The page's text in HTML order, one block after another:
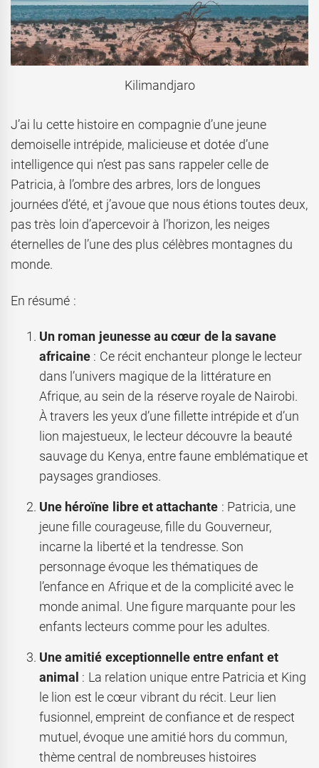
Kilimandjaro
J’ai lu cette histoire en compagnie d’une jeune
demoiselle intrépide, malicieuse et dotée d’une
intelligence qui n’est pas sans rappeler celle de
Patricia, à l’ombre des arbres, lors de longues
journées d’été, et j’avoue que nous étions toutes deux,
pas très loin d’apercevoir à l’horizon, les neiges
éternelles de l’une des plus célèbres montagnes du
monde.
En résumé :
Un roman jeunesse au cœur de la savane
africaine : Ce récit enchanteur plonge le lecteur
dans l’univers magique de la littérature en
Afrique, au sein de la réserve royale de Nairobi.
À travers les yeux d’une fillette intrépide et d’un
lion majestueux, le lecteur découvre la beauté
sauvage du Kenya, entre faune emblématique et
paysages grandioses.
Une héroïne libre et attachante : Patricia, une
jeune fille courageuse, fille du Gouverneur,
incarne la liberté et la tendresse. Son
personnage évoque les thématiques de
l’enfance en Afrique et de la complicité avec le
monde animal. Une figure marquante pour les
enfants lecteurs comme pour les adultes.
Une amitié exceptionnelle entre enfant et
animal : La relation unique entre Patricia et King
le lion est le cœur vibrant du récit. Leur lien
fusionnel, empreint de confiance et de respect
mutuel, évoque une amitié hors du commun,
thème central de nombreuses histoires